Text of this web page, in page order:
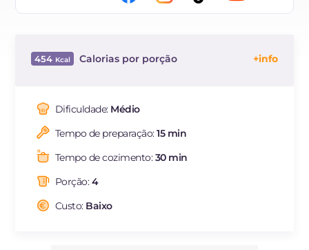
ES
NL
454 Calorias por porção
dos quais açúcares
Proteína
Gorduras
saturadas
Fibra
Colesterol
Dificuldade: Médio
Tempo de preparação:15 min
Tempo de cozimento:30 min
Porção:4
Custo: Baixo